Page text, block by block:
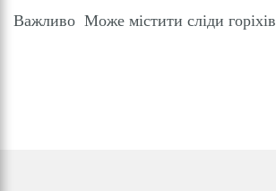
Важливо Може містити сліди горіхів